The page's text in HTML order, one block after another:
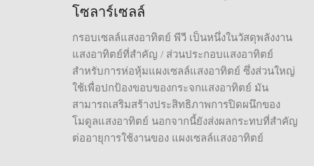
โซลาร์เซลล์
กรอบเซลล์แสงอาทิตย์ พีวี เป็นหนึ่งในวัสดุพลังงาน
แสงอาทิตย์ที่สำคัญ / ส่วนประกอบแสงอาทิตย์
สำหรับการห่อหุ้มแผงเซลล์แสงอาทิตย์ ซึ่งส่วนใหญ่
ใช้เพื่อปกป้องขอบของกระจกแสงอาทิตย์ มัน
สามารถเสริมสร้างประสิทธิภาพการปิดผนึกของ
โมดูลแสงอาทิตย์ นอกจากนี้ยังส่งผลกระทบที่สำคัญ
ต่ออายุการใช้งานของ แผงเซลล์แสงอาทิตย์